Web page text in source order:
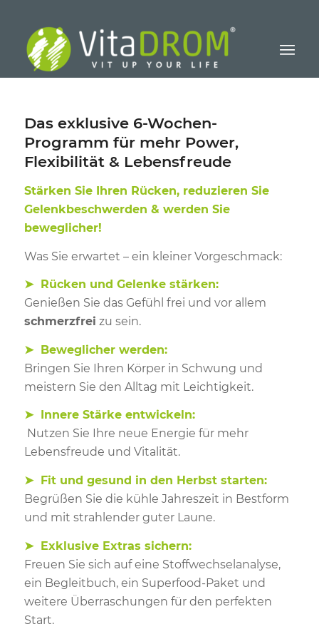
Das exklusive 6-Wochen-
Programm für mehr Power,
Flexibilität & Lebensfreude
Stärken Sie Ihren Rücken, reduzieren Sie
Gelenkbeschwerden & werden Sie
beweglicher!
Was Sie erwartet – ein kleiner Vorgeschmack:
➤ Rücken und Gelenke stärken:
Genießen Sie das Gefühl frei und vor allem
schmerzfrei zu sein.
➤ Beweglicher werden:
Bringen Sie Ihren Körper in Schwung und
meistern Sie den Alltag mit Leichtigkeit.
➤ Innere Stärke entwickeln:
Nutzen Sie Ihre neue Energie für mehr
Lebensfreude und Vitalität.
➤ Fit und gesund in den Herbst starten:
Begrüßen Sie die kühle Jahreszeit in Bestform
und mit strahlender guter Laune.
➤ Exklusive Extras sichern:
Freuen Sie sich auf eine Stoffwechselanalyse,
ein Begleitbuch, ein Superfood-Paket und
weitere Überraschungen für den perfekten
Start.